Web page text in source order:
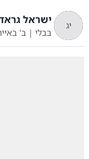
יג ישראל
בבלי | ב'